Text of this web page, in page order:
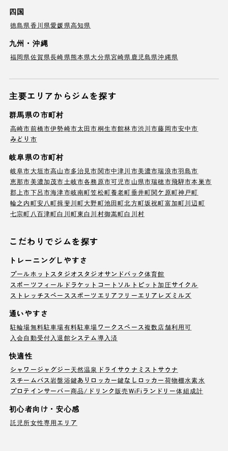
四国
徳島県香川県愛媛県高知県
九州・沖縄
福岡県佐賀県長崎県熊本県大分県宮崎県 鹿児島県沖縄県
主要エリアからジムを探す
群馬県の市町村
高崎市前橋市伊勢崎市太田市桐生市館林市渋川市藤岡市安中市
みどり市
岐阜県の市町村
岐阜市大垣市高山市多治見市関市中津川市美濃市瑞浪市羽島市
恵那市美濃加茂市土岐市各務原市可児市山県市瑞穂市飛騨市本巣市
郡上市下呂市海津市岐南町笠松町養老町垂井町関ケ原町神戸町
輪之内町安八町揖斐川町大野町池田町北方町坂祝町富加町川辺町
七宗町 八百津町白川町東白川村御嵩町白川村
こだわりでジムを探す
トレーニングしやすさ
プールホットスタジオ スタジオサンドバック体育館
スポーツフィールド ラケットコート ソルトピット加圧サイクル
ストレッチスペース スポーツエリア フリーエリア レズミルズ
通いやすさ
駐輪場無料駐車場有料駐車場ワークスペース複数店舗利用可
入会自動受付 入退館システム導入済
快適性
シャワージャグジー天然温泉 ドライサウナ ミストサウナ
スチームバス岩盤浴鍵ありロッカー鍵なしロッカー荷物棚水素水
プロテインサーバー商品/ドリンク販売WiFi ランドリー体組成計
初心者向け・安心感
託児所女性専用エリア